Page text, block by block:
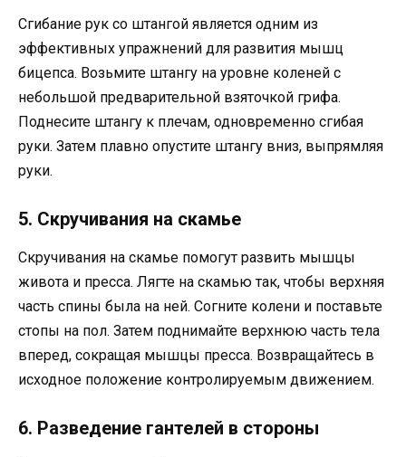
Сгибание рук со штангой является одним из
эффективных упражнений для развития мышц
бицепса. Возьмите штангу на уровне коленей с
небольшой предварительной взяточкой грифа.
Поднесите штангу к плечам, одновременно сгибая
руки. Затем плавно опустите штангу вниз, выпрямляя
руки.
5. Скручивания на скамье
Скручивания на скамье помогут развить мышцы
живота и пресса. Лягте на скамью так, чтобы верхняя
часть спины была на ней. Согните колени и поставьте
стопы на пол. Затем поднимайте верхнюю часть тела
вперед, сокращая мышцы пресса. Возвращайтесь в
исходное положение контролируемым движением.
6. Разведение гантелей в стороны